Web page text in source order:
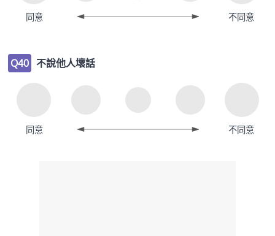
同意 不同意
Q40 不說他人壞話
同意 不同意